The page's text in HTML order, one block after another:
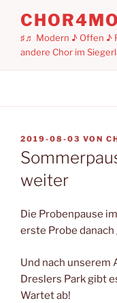
Inhalt
springen♯♬ Modern ♪ Offen ♪
andere Chor im
VERÖFFENTLICHT
AM
2019-08-03 VON
weiter
Die Probenpause
erste Probe danach
Und nach unserem
Dreslers Park gibt
Wartet ab!